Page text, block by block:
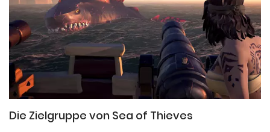
Die Zielgruppe von Sea of Thieves